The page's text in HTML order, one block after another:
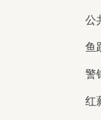
公
鱼
警
红